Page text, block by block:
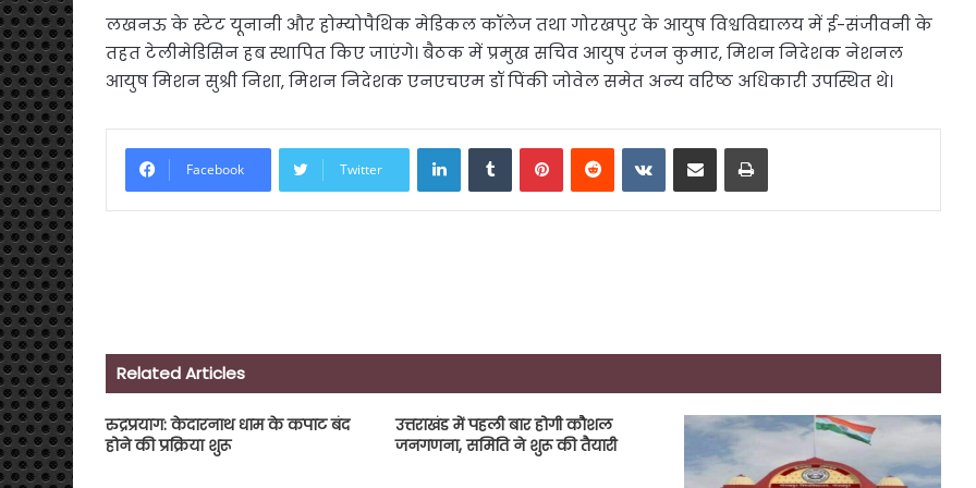
लखनऊ के स्टेट यूनानी और होम्योपैथिक मेडिकल कॉलेज तथा गोरखपुर के आयुष विश्वविद्यालय में ई-संजीवनी के
तहत टेलीमेडिसिन हब स्थापित किए जाएंगे। बैठक में प्रमुख सचिव आयुष रंजन कुमार, मिशन निदेशक नेशनल
आयुष मिशन सुश्री निशा, मिशन निदेशक एनएचएम डॉ पिंकी जोवेल समेत अन्य वरिष्ठ अधिकारी उपस्थित थे।
Facebook Twitter
LinkedInTumblrPinterestReddit VKontakte
Share via Email Print
Related Articles
रुद्रप्रयाग: केदारनाथ धाम के कपाट बंद
होने की प्रक्रिया शुरू
उत्तराखंड में पहली बार होगी कौशल
जनगणना, समिति ने शुरू की तैयारी